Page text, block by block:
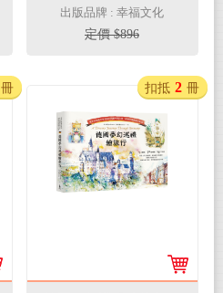
的逃亡溫泉
出版品牌 : 幸福文化
定價 $896
冊 扣抵 2 冊